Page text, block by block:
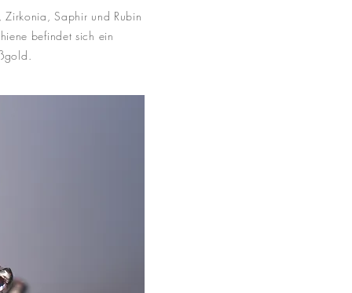
Saphir und Rubin
befindet sich ein